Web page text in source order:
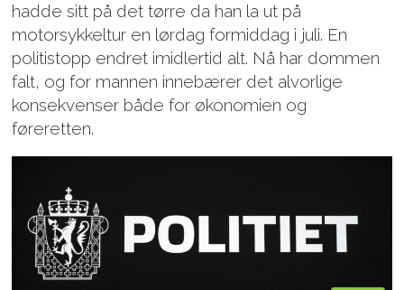
hadde sitt på det tørre da han la ut på
motorsykkeltur en lørdag formiddag i juli. En
politistopp endret imidlertid alt. Nå har dommen
falt, og for mannen innebærer det alvorlige
konsekvenser både for økonomien og
føreretten.